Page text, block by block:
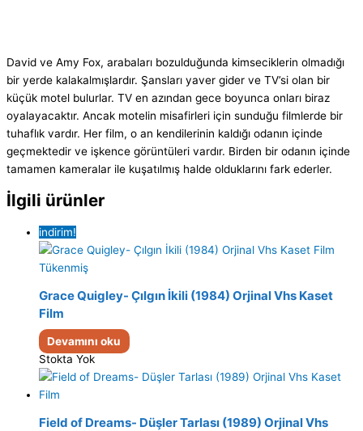
David ve Amy Fox, arabaları bozulduğunda kimseciklerin olmadığı
bir yerde kalakalmışlardır. Şansları yaver gider ve TV’si olan bir
küçük motel bulurlar. TV en azından gece boyunca onları biraz
oyalayacaktır. Ancak motelin misafirleri için sunduğu filmlerde bir
tuhaflık vardır. Her film, o an kendilerinin kaldığı odanın içinde
geçmektedir ve işkence görüntüleri vardır. Birden bir odanın içinde
tamamen kameralar ile kuşatılmış halde olduklarını fark ederler.
İlgili ürünler
indirim!
Tükenmiş
Grace Quigley- Çılgın İkili (1984) Orjinal Vhs Kaset
Film
Devamını oku
Stokta Yok
Field of Dreams- Düşler Tarlası (1989) Orjinal Vhs